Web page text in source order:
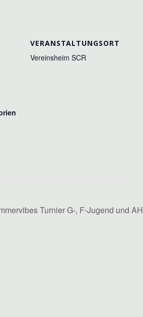
VERANSTALTUNGSORT
Vereinsheim SCR
Turnier G-, F-Jugend und AH